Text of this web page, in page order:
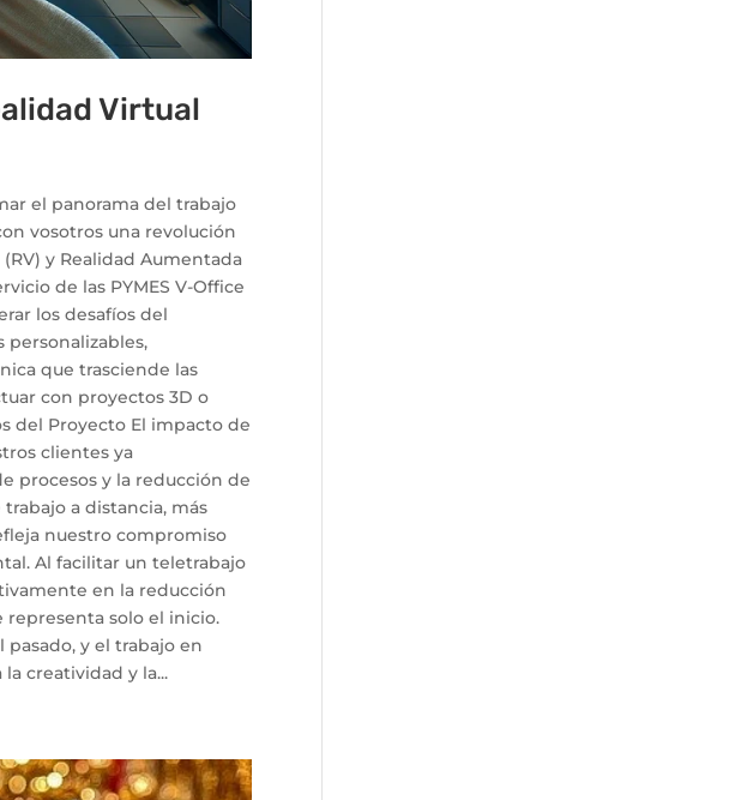
Virtual
el panorama del trabajo
vosotros una revolución
y Realidad Aumentada
de las PYMES V-Office
los desafíos del
personalizables,
que trasciende las
con proyectos 3D o
del Proyecto El impacto de
clientes ya
procesos y la reducción de
a distancia, más
nuestro compromiso
Al facilitar un teletrabajo
en la reducción
solo el inicio.
y el trabajo en
creatividad y la...